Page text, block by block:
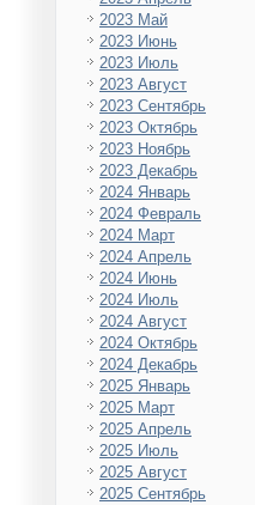
2023 Май
2023 Июнь
2023 Июль
2023 Август
2023 Сентябрь
2023 Октябрь
2023 Ноябрь
2023 Декабрь
2024 Январь
2024 Февраль
2024 Март
2024 Апрель
2024 Июнь
2024 Июль
2024 Август
2024 Октябрь
2024 Декабрь
2025 Январь
2025 Март
2025 Апрель
2025 Июль
2025 Август
2025 Сентябрь